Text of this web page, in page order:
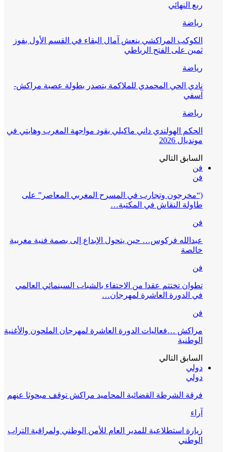
ربع النهائي
رياضة
الكوكب المراكشي ينعش آمال البقاء في القسم الأول بفوز
ثمين على الفتح الرباطي
رياضة
نادي الحي المحمدي للملاكمة يتصدر بطولة عصبة مراكش-
آسفي
رياضة
الحكم الهولندي داني ماكيلي يقود مواجهة المغرب وهايتي في
مونديال 2026
السابق التالي
فن
فن
(“مخرجون وتجارب في المسرح المغربي المعاصر” على
طاولة النقاش في المكتبة…
فن
عبدالله فركوس… حين يتحول الإبداع إلى بصمة فنية مغربية
خالصة
فن
تطوان تختتم عقدا من الاحتفاء بالشباب السينمائي العالمي
في الدورة العاشرة لمهرجان…
فن
مراكش …فعاليات الدورة العاشرة لمهرجان الملحون والأغنية
الوطنية
السابق التالي
دولي
دولي
فرقة الشرطة القضائية المحاميد مراكش توقف مبحوثا عنهم
آراء
زيارة استطلاعية للمدير العام للأمن الوطني ولمراقبة التراب
الوطني